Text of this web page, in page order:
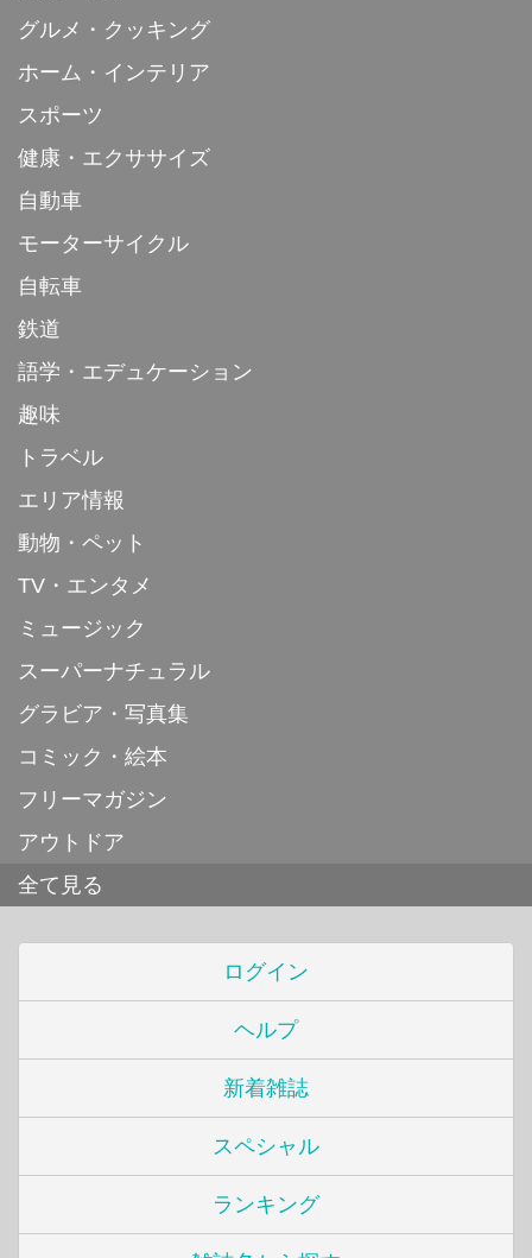
グルメ・クッキング
ホーム・インテリア
スポーツ
健康・エクササイズ
自動車
モーターサイクル
自転車
鉄道
語学・エデュケーション
趣味
トラベル
エリア情報
動物・ペット
TV・エンタメ
ミュージック
スーパーナチュラル
グラビア・写真集
コミック・絵本
フリーマガジン
アウトドア
全て見る
ログイン
ヘルプ
新着雑誌
スペシャル
ランキング